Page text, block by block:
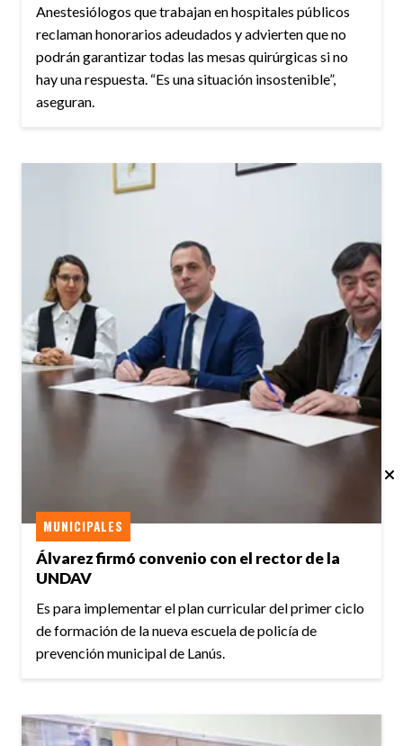
Anestesiólogos que trabajan en hospitales públicos
reclaman honorarios adeudados y advierten que no
podrán garantizar todas las mesas quirúrgicas si no
hay una respuesta. “Es una situación insostenible”,
aseguran.
Álvarez firmó convenio con el rector de la
UNDAV
MUNICIPALES
Es para implementar el plan curricular del primer ciclo
de formación de la nueva escuela de policía de
prevención municipal de Lanús.